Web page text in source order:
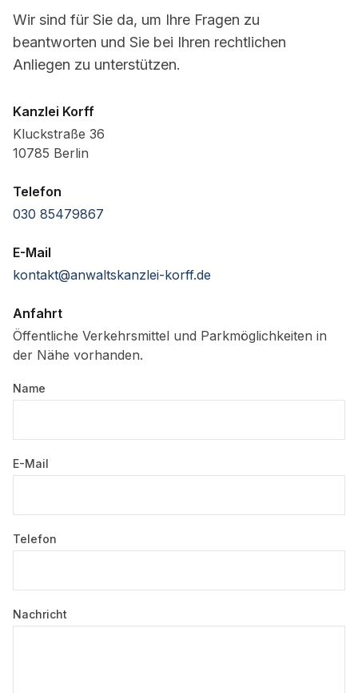
Wir sind für Sie da, um Ihre Fragen zu
beantworten und Sie bei Ihren rechtlichen
Anliegen zu unterstützen.
Kanzlei Korff
Kluckstraße 36
10785 Berlin
Telefon
030 85479867
E-Mail
kontakt@anwaltskanzlei-korff.de
Anfahrt
Öffentliche Verkehrsmittel und Parkmöglichkeiten in
der Nähe vorhanden.
Name
E-Mail
Telefon
Nachricht